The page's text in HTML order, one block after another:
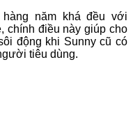
năm khá đều với
chính điều này giúp cho
động khi Sunny cũ có
tiêu dùng.